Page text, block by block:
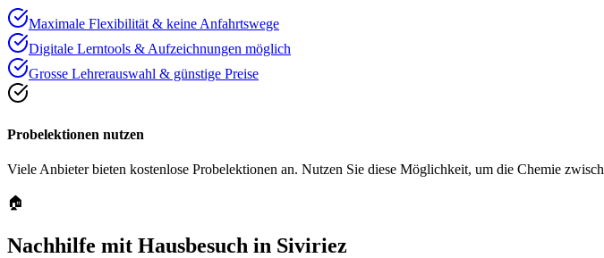
Maximale Flexibilität & keine Anfahrtswege
Digitale Lerntools & Aufzeichnungen möglich
Grosse Lehrerauswahl & günstige Preise
Probelektionen nutzen
Viele Anbieter bieten kostenlose Probelektionen an. Nutzen Sie diese Möglichkeit, um die Chemie
🏠
Nachhilfe mit Hausbesuch in Siviriez